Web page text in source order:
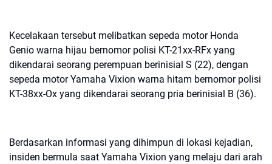
Kecelakaan tersebut melibatkan sepeda motor Honda
Genio warna hijau bernomor polisi KT-21xx-RFx yang
dikendarai seorang perempuan berinisial S (22), dengan
sepeda motor Yamaha Vixion warna hitam bernomor polisi
KT-38xx-Ox yang dikendarai seorang pria berinisial B (36).
Berdasarkan informasi yang dihimpun di lokasi kejadian,
insiden bermula saat Yamaha Vixion yang melaju dari arah